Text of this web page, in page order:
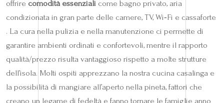
offrire comodità essenziali come bagno privato, aria
condizionata in gran parte delle camere, TV, Wi‑Fi e cassaforte
. La cura nella pulizia e nella manutenzione ci permette di
garantire ambienti ordinati e confortevoli, mentre il rapporto
qualità/prezzo risulta vantaggioso rispetto a molte strutture
dell’isola. Molti ospiti apprezzano la nostra cucina casalinga e
la possibilità di mangiare all’aperto nella pineta, fattori che
creano un legame di fedeltà e fanno tornare le famiglie anno